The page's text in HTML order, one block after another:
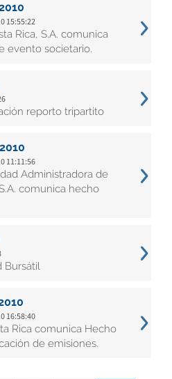
15:55:22
Rica, S.A. comunica
evento societario.
reporto tripartito
11:11:56
Administradora de
comunica hecho
Bursátil
16:58:40
Rica comunica Hecho
de emisiones.